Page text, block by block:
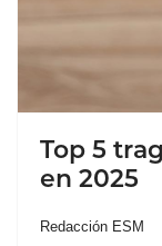
Top 5
en 2025
Redacción ESM